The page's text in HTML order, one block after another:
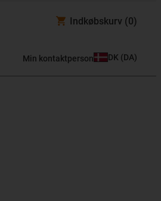
Indkøbskurv (0)
Min kontaktperson DK (DA)